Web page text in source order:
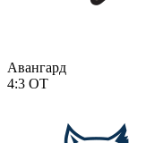
Авангард
4:3 ОТ